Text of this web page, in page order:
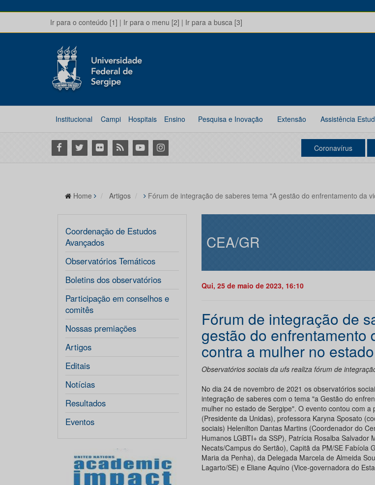
Ir para o conteúdo [1] | Ir para o menu [2] | Ir para a busca [3]
Institucional Campi Hospitais Ensino Pesquisa e Inovação Extensão Assistência
Facebook
Twitter Flickr RSS YoutubeInstagram Coronavírus
Home Artigos Fórum de integração de saberes tema "A gestão do enfrentamento da
Coordenação de Estudos
Avançados
Observatórios Temáticos
Boletins dos observatórios
Participação em conselhos e
comitês
Nossas premiações
Artigos
Editais
Notícias
Resultados
Eventos
CEA/GR
Qui, 25 de maio de 2023, 16:10
Fórum de integração de
gestão do enfrentamento
contra a mulher no
Observatórios sociais da ufs realiza fórum de
No dia 24 de novembro de 2021 os observatórios
integração de saberes com o tema "a Gestão do
mulher no estado de Sergipe". O evento contou com a
(Presidente da Unidas), professora Karyna Sposato
sociais) Helenilton Dantas Martins (Coordenador do
Humanos LGBTI+ da SSP), Patrícia Rosalba Salvador
Necats/Campus do Sertão), Capitã da PM/SE Fabíola
Maria da Penha), da Delegada Marcela de Almeida
Lagarto/SE) e Eliane Aquino (Vice-governadora do